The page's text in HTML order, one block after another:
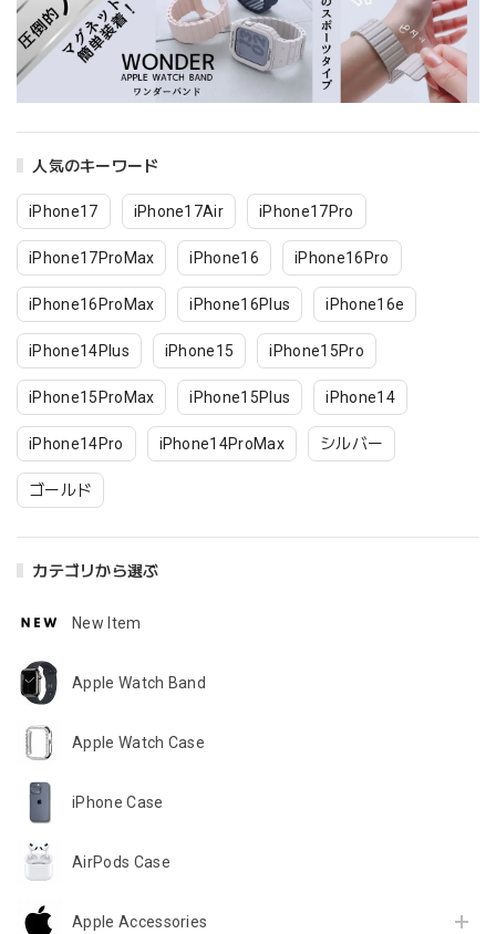
人気のキーワード
iPhone17 iPhone17Air iPhone17Pro
iPhone17ProMax iPhone16 iPhone16Pro
iPhone16ProMax iPhone16Plus iPhone16e
iPhone14Plus iPhone15 iPhone15Pro
iPhone15ProMax iPhone15Plus iPhone14
iPhone14Pro iPhone14ProMax シルバー
ゴールド
カテゴリから選ぶ
New Item
Apple Watch Band
Apple Watch Case
iPhone Case
AirPods Case
Apple Accessories